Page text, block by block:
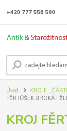
+420 777 556 590
Úvod KROJE ,
FĚRTŮŠEK BROKÁT
KROJ